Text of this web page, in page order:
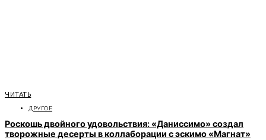
ЧИТАТЬ
ДРУГОЕ
Роскошь двойного удовольствия: «Даниссимо» создал
творожные десерты в коллаборации с эскимо «Магнат»